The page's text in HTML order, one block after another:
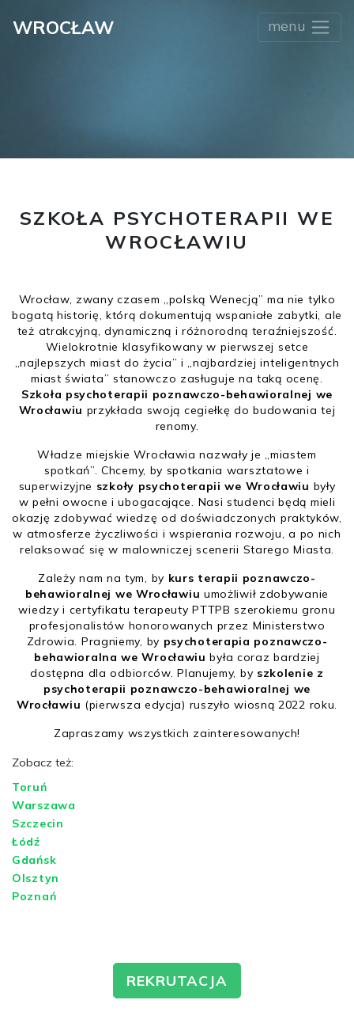
WROCŁAW menu
SZKOŁA PSYCHOTERAPII WE
WROCŁAWIU
Wrocław, zwany czasem „polską Wenecją” ma nie tylko
bogatą historię, którą dokumentują wspaniałe zabytki, ale
też atrakcyjną, dynamiczną i różnorodną teraźniejszość.
Wielokrotnie klasyfikowany w pierwszej setce
„najlepszych miast do życia” i „najbardziej inteligentnych
miast świata” stanowczo zasługuje na taką ocenę.
Szkoła psychoterapii poznawczo-behawioralnej we
Wrocławiu przykłada swoją cegiełkę do budowania tej
renomy.
Władze miejskie Wrocławia nazwały je „miastem
spotkań”. Chcemy, by spotkania warsztatowe i
superwizyjne szkoły psychoterapii we Wrocławiu były
w pełni owocne i ubogacające. Nasi studenci będą mieli
okazję zdobywać wiedzę od doświadczonych praktyków,
w atmosferze życzliwości i wspierania rozwoju, a po nich
relaksować się w malowniczej scenerii Starego Miasta.
Zależy nam na tym, by kurs terapii poznawczo-
behawioralnej we Wrocławiu umożliwił zdobywanie
wiedzy i certyfikatu terapeuty PTTPB szerokiemu gronu
profesjonalistów honorowanych przez Ministerstwo
Zdrowia. Pragniemy, by psychoterapia poznawczo-
behawioralna we Wrocławiu była coraz bardziej
dostępna dla odbiorców. Planujemy, by szkolenie z
psychoterapii poznawczo-behawioralnej we
Wrocławiu (pierwsza edycja) ruszyło wiosną 2022 roku.
Zapraszamy wszystkich zainteresowanych!
Zobacz też:
Toruń
Warszawa
Szczecin
Łódź
Gdańsk
Olsztyn
Poznań
REKRUTACJA